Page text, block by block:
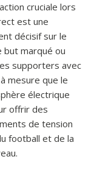
cruciale lors
est une
décisif sur le
but marqué ou
supporters avec
mesure que le
électrique
offrir des
de tension
football et de la